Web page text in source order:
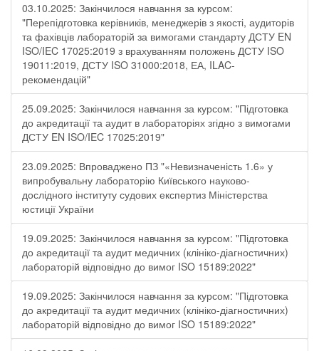
03.10.2025: Закінчилося навчання за курсом:
"Перепідготовка керівників, менеджерів з якості, аудиторів
та фахівців лабораторій за вимогами стандарту ДСТУ EN
ISO/IEC 17025:2019 з врахуванням положень ДСТУ ISO
19011:2019, ДСТУ ISO 31000:2018, ЕА, ILAC-
рекомендацій"
25.09.2025: Закінчилося навчання за курсом: "Підготовка
до акредитації та аудит в лабораторіях згідно з вимогами
ДСТУ EN ISO/IEC 17025:2019"
23.09.2025: Впроваджено ПЗ "«Невизначеність 1.6» у
випробувальну лабораторію Київського науково-
дослідного інституту судових експертиз Міністерства
юстиції України
19.09.2025: Закінчилося навчання за курсом: "Підготовка
до акредитації та аудит медичних (клініко-діагностичних)
лабораторій відповідно до вимог ISO 15189:2022"
19.09.2025: Закінчилося навчання за курсом: "Підготовка
до акредитації та аудит медичних (клініко-діагностичних)
лабораторій відповідно до вимог ISO 15189:2022"